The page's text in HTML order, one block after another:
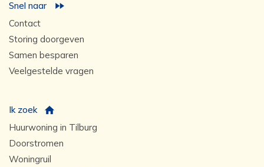
Snel naar
Contact
Storing doorgeven
Samen besparen
Veelgestelde vragen
Ik zoek
Huurwoning in Tilburg
Doorstromen
Woningruil